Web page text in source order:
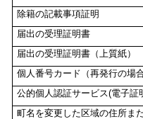
除籍の記載事項証明
届出の受理証明書
届出の受理証明書（上質紙）
個人番号カード（再発行の場合
公的個人認証サービス(電子
町名を変更した区域の住所ま